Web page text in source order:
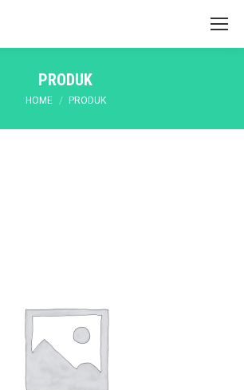
PRODUK
You are here:
HOME PRODUK